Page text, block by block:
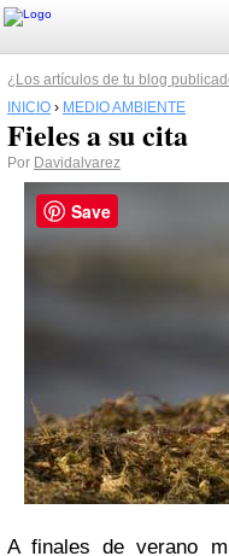
¿Los artículos de tu blog
INICIO › MEDIO AMBIENTE
Fieles a su cita
Por Davidalvarez
A finales de verano
Save